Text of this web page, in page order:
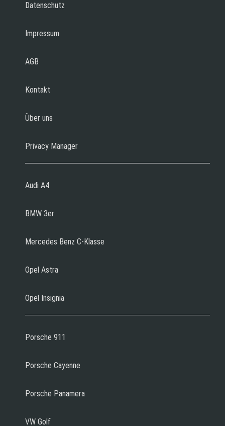
Datenschutz
Impressum
AGB
Kontakt
Über uns
Privacy Manager
Audi A4
BMW 3er
Mercedes Benz C-Klasse
Opel Astra
Opel Insignia
Porsche 911
Porsche Cayenne
Porsche Panamera
VW Golf